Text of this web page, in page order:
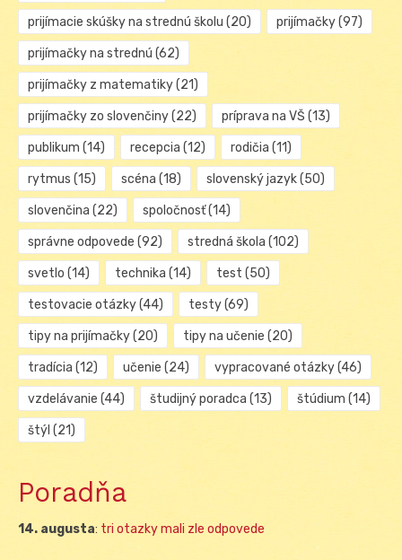
prijímacie skúšky na strednú školu (20) prijímačky(97)
prijímačky na strednú (62)
prijímačky z matematiky(21)
prijímačky zo slovenčiny(22) príprava na VŠ (13)
publikum (14) recepcia (12) rodičia (11)
rytmus (15) scéna (18) slovenský jazyk(50)
slovenčina (22) spoločnosť(14)
správne odpovede (92) stredná škola (102)
svetlo (14) technika (14) test (50)
testovacie otázky(44) testy(69)
tipy na prijímačky(20) tipy na učenie (20)
tradícia (12) učenie (24) vypracované otázky(46)
vzdelávanie (44) študijný poradca (13) štúdium (14)
štýl (21)
Poradňa
14. augusta: tri otazky mali zle odpovede